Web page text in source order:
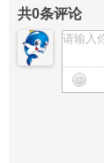
【片花
共0条评论